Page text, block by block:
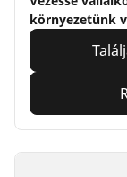
környezetünk